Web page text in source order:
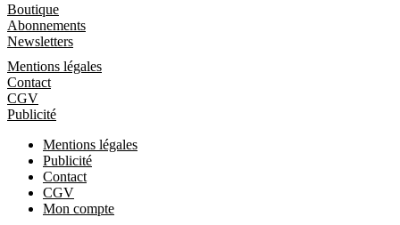
Boutique
Abonnements
Newsletters
Mentions légales
Contact
CGV
Publicité
Mentions légales
Publicité
Contact
CGV
Mon compte